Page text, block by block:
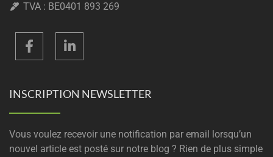
TVA : BE0401 893 269
INSCRIPTION NEWSLETTER
Vous voulez recevoir une notification par email lorsqu’un
nouvel article est posté sur notre blog ? Rien de plus simple